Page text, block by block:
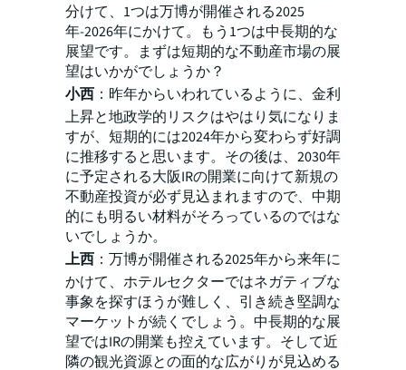
分けて、1つは万博が開催される2025
年-2026年にかけて。もう1つは中長期的な
展望です。まずは短期的な不動産市場の展
望はいかがでしょうか？
小西 ：昨年からいわれているように、金利
上昇と地政学的リスクはやはり気になりま
すが、短期的には2024年から変わらず好調
に推移すると思います。その後は、2030年
に予定される大阪IRの開業に向けて新規の
不動産投資が必ず見込まれますので、中期
的にも明るい材料がそろっているのではな
いでしょうか。
上西 ：万博が開催される2025年から来年に
かけて、ホテルセクターではネガティブな
事象を探すほうが難しく、引き続き堅調な
マーケットが続くでしょう。中長期的な展
望ではIRの開業も控えています。そして近
隣の観光資源との面的な広がりが見込める